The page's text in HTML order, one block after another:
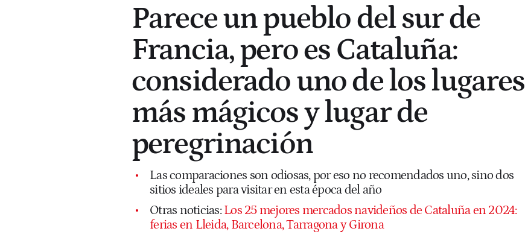
Parece un pueblo del sur de
Francia, pero es Cataluña:
considerado uno de los lugares
más mágicos y lugar de
peregrinación
Las comparaciones son odiosas, por eso no recomendados uno, sino dos
sitios ideales para visitar en esta época del año
Otras noticias:Los 25 mejores mercados navideños de Cataluña en 2024:
ferias en Lleida, Barcelona, Tarragona y Girona